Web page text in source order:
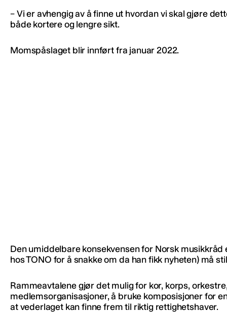
– Vi er avhengig av å finne ut hvordan vi skal gjøre
både kortere og lengre sikt.
Momspåslaget blir innført fra januar 2022.
Den umiddelbare konsekvensen for Norsk
hos TONO for å snakke om da han fikk nyheten) må
Rammeavtalene gjør det mulig for kor, korps,
medlemsorganisasjoner, å bruke komposisjoner for
at vederlaget kan finne frem til riktig rettighetshaver.